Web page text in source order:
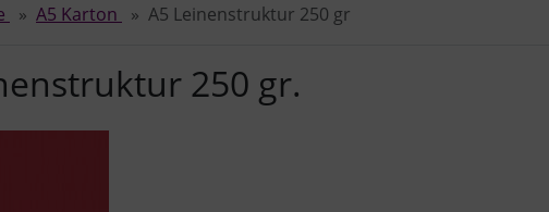
A5 Karton A5 Leinenstruktur 250 gr
250 gr.